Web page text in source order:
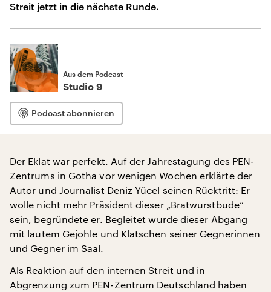
Streit jetzt in die nächste Runde.
Aus dem Podcast
Studio 9
Podcast abonnieren
Der Eklat war perfekt. Auf der Jahrestagung des PEN-
Zentrums in Gotha vor wenigen Wochen erklärte der
Autor und Journalist Deniz Yücel seinen Rücktritt: Er
wolle nicht mehr Präsident dieser „Bratwurstbude“
sein, begründete er. Begleitet wurde dieser Abgang
mit lautem Gejohle und Klatschen seiner Gegnerinnen
und Gegner im Saal.
Als Reaktion auf den internen Streit und in
Abgrenzung zum PEN-Zentrum Deutschland haben